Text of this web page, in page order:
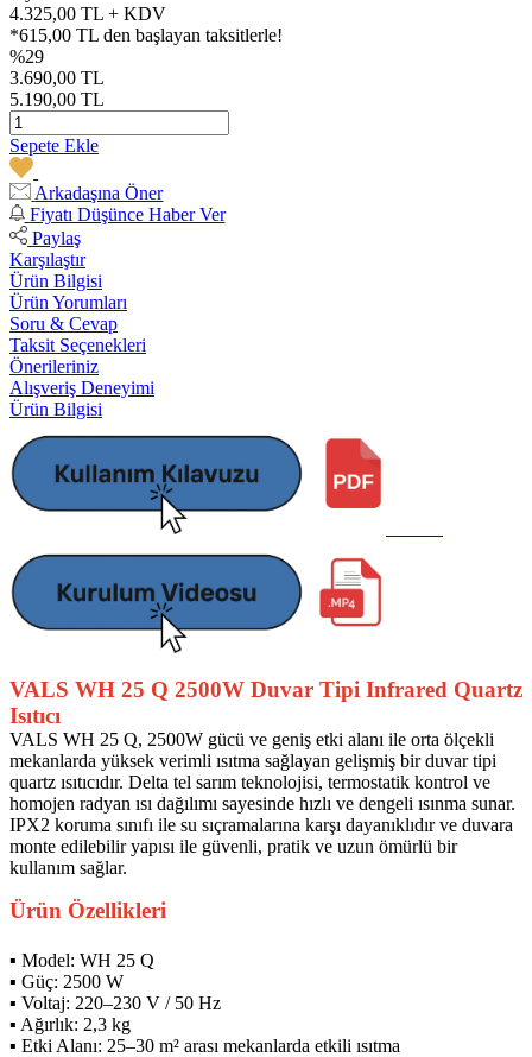
4.325,00 TL + KDV
*615,00 TL den başlayan taksitlerle!
%29
3.690,00 TL
5.190,00 TL
Sepete Ekle
Arkadaşına Öner
Fiyatı Düşünce Haber Ver
Paylaş
Karşılaştır
Ürün Bilgisi
Ürün Yorumları
Soru & Cevap
Taksit Seçenekleri
Önerileriniz
Alışveriş Deneyimi
Ürün Bilgisi
VALS WH 25 Q 2500W Duvar Tipi Infrared Quartz
Isıtıcı
VALS WH 25 Q, 2500W gücü ve geniş etki alanı ile orta ölçekli
mekanlarda yüksek verimli ısıtma sağlayan gelişmiş bir duvar tipi
quartz ısıtıcıdır. Delta tel sarım teknolojisi, termostatik kontrol ve
homojen radyan ısı dağılımı sayesinde hızlı ve dengeli ısınma sunar.
IPX2 koruma sınıfı ile su sıçramalarına karşı dayanıklıdır ve duvara
monte edilebilir yapısı ile güvenli, pratik ve uzun ömürlü bir
kullanım sağlar.
Ürün Özellikleri
▪ Model: WH 25 Q
▪ Güç: 2500 W
▪ Voltaj: 220–230 V / 50 Hz
▪ Ağırlık: 2,3 kg
▪ Etki Alanı: 25–30 m² arası mekanlarda etkili ısıtma